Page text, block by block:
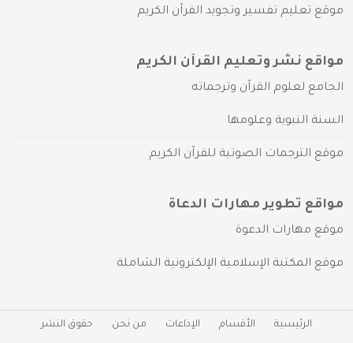
موقع تعليم تفسير وتجويد القرآن الكريم
مواقع نشر وتعليم القرآن الكريم
الجامع لعلوم القرآن وترجماته
السنة النبوية وعلومها
موقع الترجمات الصوتية للقرآن الكريم
مواقع تطوير مهارات الدعاة
موقع مهارات الدعوة
موقع المكتبة الإسلامية الإلكترونية الشاملة
الرئيسية الأقسام الإذاعات من نحن حقوق النشر